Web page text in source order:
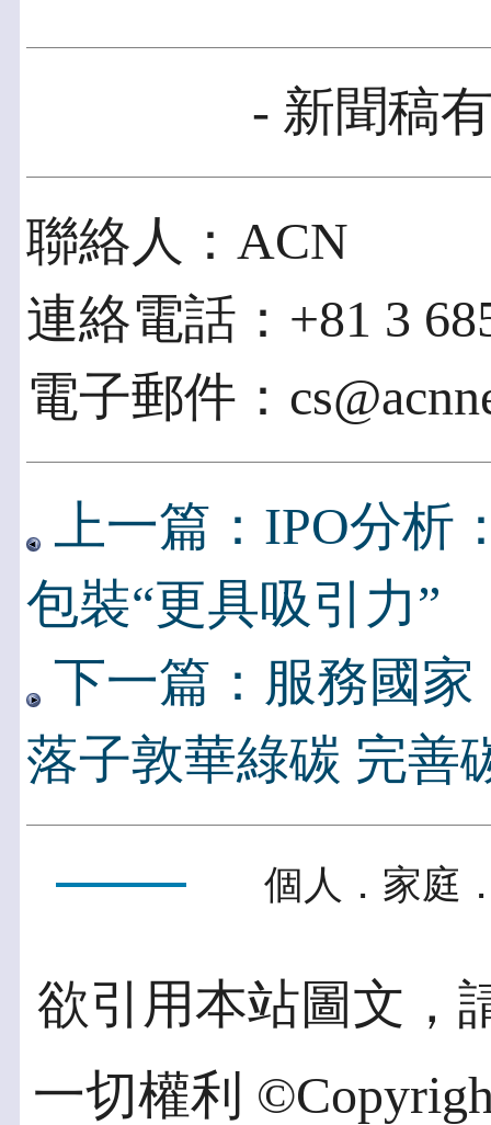
- 新聞稿
聯絡人：ACN
連絡電話：+81 3
電子郵件：
上一篇：IPO分析
包裝“更具吸引力”
下一篇：服務國
落子敦華綠碳 完善
個人．家庭
欲引用本站圖文，
一切權利